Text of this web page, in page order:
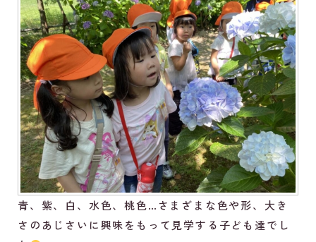
青、紫、白、水色、桃色…さまざまな色や形、大き
さのあじさいに興味をもって見学する子ども達でし